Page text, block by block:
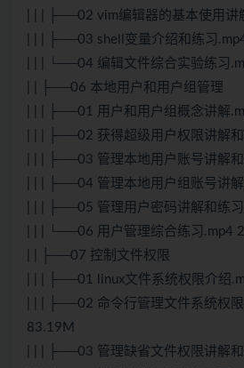
| | | ├──02 vim编辑器的基本使用讲
| | | ├──03 shell变量介绍和练习
| | | └──04 编辑文件综合实验练习
| | ├──06 本地用户和用户组管理
| | | ├──01 用户和用户组概念讲解
| | | ├──02 获得超级用户权限讲解
| | | ├──03 管理本地用户账号讲解
| | | ├──04 管理本地用户组账号讲
| | | ├──05 管理用户密码讲解和练
| | | └──06 用户管理综合练习.mp4
| | ├──07 控制文件权限
| | | ├──01 linux文件系统权限介绍
| | | ├──02 命令行管理文件系统权
83.19M
| | | ├──03 管理缺省文件权限讲解